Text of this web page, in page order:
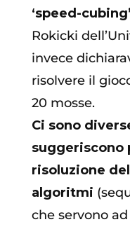
‘speed-cubing’
Rokicki
invece
risolvere il
20 mosse.
Ci sono
suggeriscono
risoluzione
algoritmi
che servono